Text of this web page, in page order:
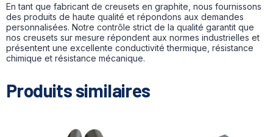
En tant que fabricant de creusets en graphite, nous fournissons
des produits de haute qualité et répondons aux demandes
personnalisées. Notre contrôle strict de la qualité garantit que
nos creusets sur mesure répondent aux normes industrielles et
présentent une excellente conductivité thermique, résistance
chimique et résistance mécanique.
Produits similaires